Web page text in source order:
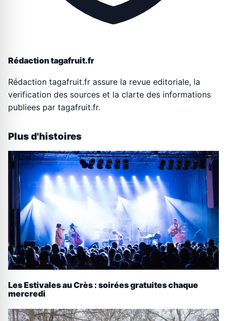
Rédaction tagafruit.fr
Rédaction tagafruit.fr assure la revue editoriale, la
verification des sources et la clarte des informations
publiees par tagafruit.fr.
Plus d'histoires
Les Estivales au Crès : soirées gratuites chaque
mercredi